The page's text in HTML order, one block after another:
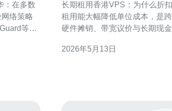
络策略
等安
作为
长期租用香港VPS：为什么折扣如此“珍贵”
租用能大幅降低单位成本，是
硬件摊销、带宽议价与长期现
年云与主机采购实战经验者撰
2026年5月13日